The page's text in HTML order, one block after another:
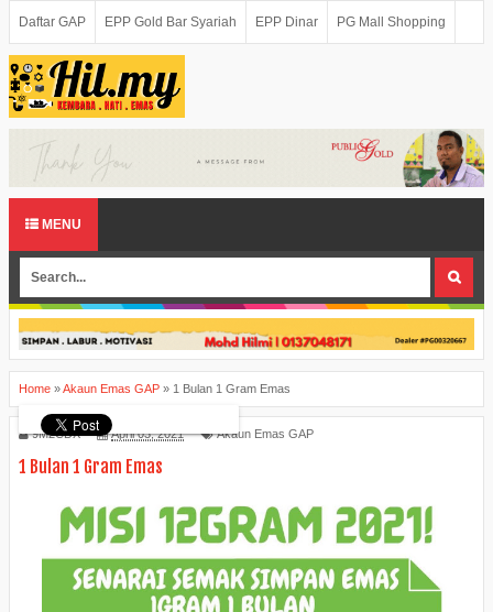
Daftar GAP EPP Gold Bar Syariah EPP Dinar PG Mall Shopping
MENU
Home »Akaun Emas GAP » 1 Bulan 1 Gram Emas
9M2CDX April 03, 2021 Akaun Emas GAP
1 Bulan 1 Gram Emas